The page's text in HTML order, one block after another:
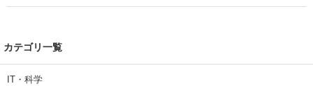
カテゴリ一覧
IT・科学